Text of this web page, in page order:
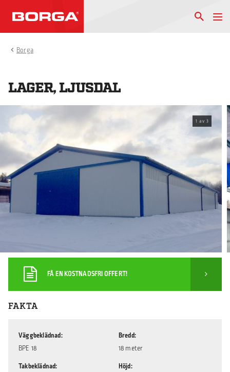
Borga
LAGER, LJUSDAL
1 av 3
FÅ EN KOSTNADSFRI OFFERT!
FAKTA
Väggbeklädnad
BPE 18
Takbeklädnad
Bredd
18 meter
Höjd